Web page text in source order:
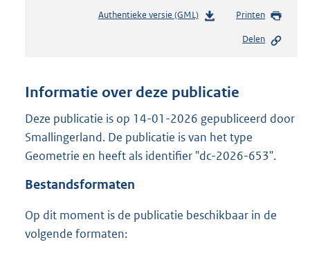
Authentieke versie (GML)b
n
s
r
o
e
Printen
Delen
Informatie over deze publicatie
Deze publicatie is op 14-01-2026 gepubliceerd door
Smallingerland. De publicatie is van het type
Geometrie en heeft als identifier "dc-2026-653".
Bestandsformaten
Op dit moment is de publicatie beschikbaar in de
volgende formaten: